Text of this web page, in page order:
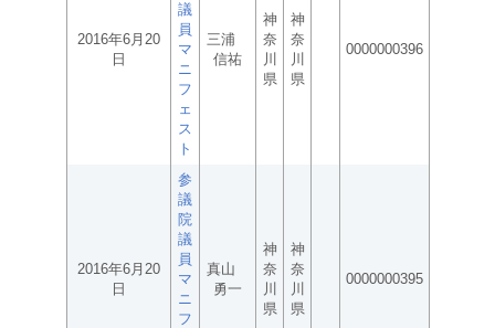
2016年6月20
日
議
員
マ
ニ
フ
ェ
ス
ト
三浦
信祐
神
奈
川
県
神
奈
川
県
0000000396
2016年6月20
日
参
議
院
議
員
マ
ニ
フ
真山
勇一
神
奈
川
県
神
奈
川
県
0000000395